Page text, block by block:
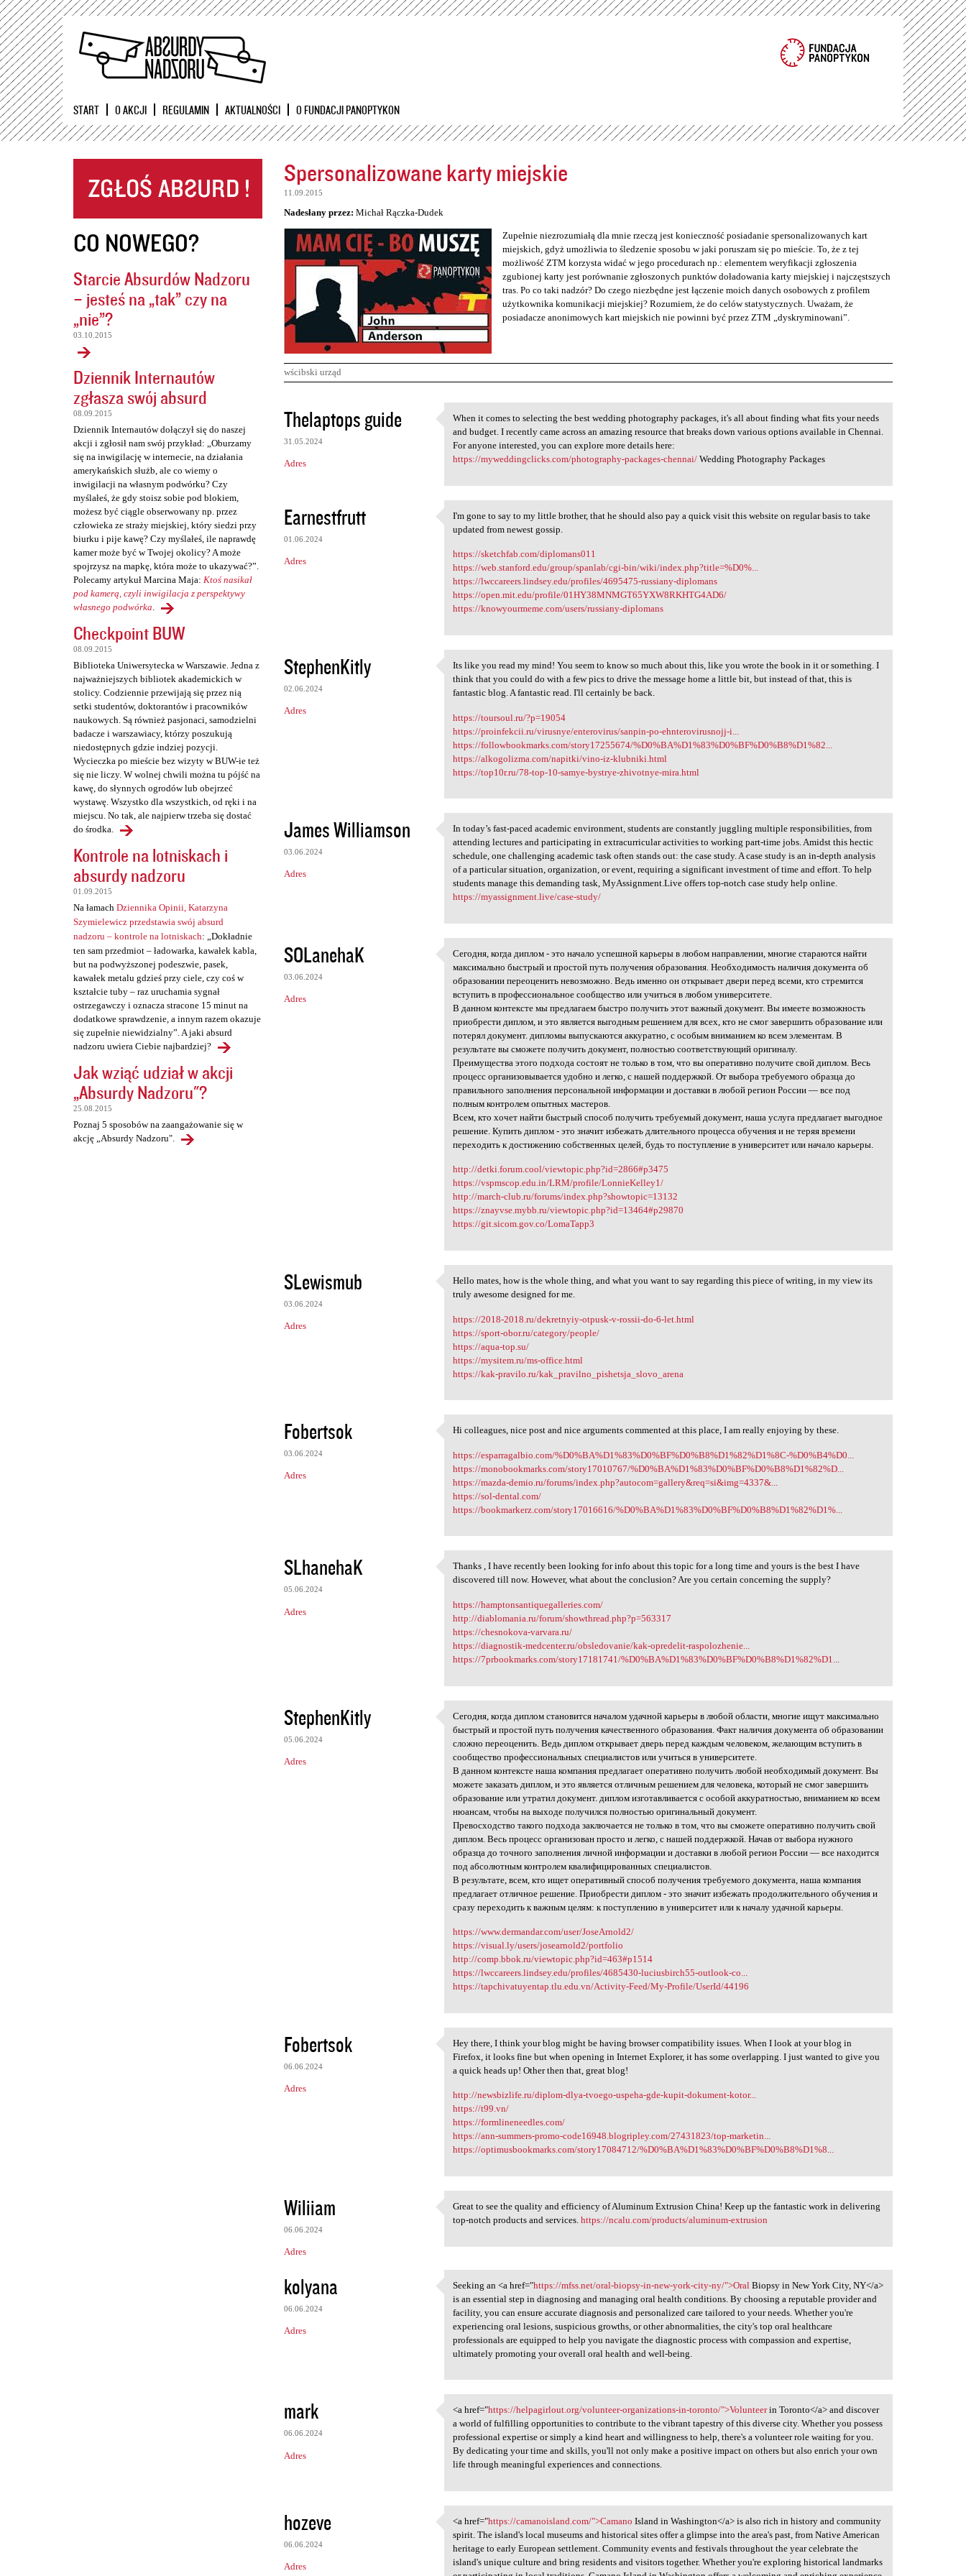
Przejdź
START O AKCJI REGULAMIN AKTUALNOŚCI O FUNDACJI PANOPTYKON
CO NOWEGO?
Starcie Absurdów Nadzoru
– jesteś na „tak” czy na
„nie”?
03.10.2015
Dziennik Internautów
zgłasza swój absurd
08.09.2015
Dziennik Internautów dołączył się do naszej
akcji i zgłosił nam swój przykład: „Oburzamy
się na inwigilację w internecie, na działania
amerykańskich służb, ale co wiemy o
inwigilacji na własnym podwórku? Czy
myślałeś, że gdy stoisz sobie pod blokiem,
możesz być ciągle obserwowany np. przez
człowieka ze straży miejskiej, który siedzi przy
biurku i pije kawę? Czy myślałeś, ile naprawdę
kamer może być w Twojej okolicy? A może
spojrzysz na mapkę, która może to ukazywać?”.
Polecamy artykuł Marcina Maja: Ktoś nasikał
pod kamerą, czyli inwigilacja z perspektywy
własnego podwórka.
Checkpoint BUW
08.09.2015
Biblioteka Uniwersytecka w Warszawie. Jedna z
najważniejszych bibliotek akademickich w
stolicy. Codziennie przewijają się przez nią
setki studentów, doktorantów i pracowników
naukowych. Są również pasjonaci, samodzielni
badacze i warszawiacy, którzy poszukują
niedostępnych gdzie indziej pozycji.
Wycieczka po mieście bez wizyty w BUW-ie też
się nie liczy. W wolnej chwili można tu pójść na
kawę, do słynnych ogrodów lub obejrzeć
wystawę. Wszystko dla wszystkich, od ręki i na
miejscu. No tak, ale najpierw trzeba się dostać
do środka.
Kontrole na lotniskach i
absurdy nadzoru
01.09.2015
Na łamach Dziennika Opinii, Katarzyna
Szymielewicz przedstawia swój absurd
nadzoru – kontrole na lotniskach: „Dokładnie
ten sam przedmiot – ładowarka, kawałek kabla,
but na podwyższonej podeszwie, pasek,
kawałek metalu gdzieś przy ciele, czy coś w
kształcie tuby – raz uruchamia sygnał
ostrzegawczy i oznacza stracone 15 minut na
dodatkowe sprawdzenie, a innym razem okazuje
się zupełnie niewidzialny”. A jaki absurd
nadzoru uwiera Ciebie najbardziej?
Jak wziąć udział w akcji
„Absurdy Nadzoru"?
25.08.2015
Poznaj 5 sposobów na zaangażowanie się w
akcję „Absurdy Nadzoru".
Spersonalizowane karty miejskie
11.09.2015
Nadesłany przez: Michał Rączka-Dudek
Zupełnie niezrozumiałą dla mnie rzeczą jest konieczność posiadanie spersonalizowanych kart
miejskich, gdyż umożliwia to śledzenie sposobu w jaki poruszam się po mieście. To, że z tej
możliwość ZTM korzysta widać w jego procedurach np.: elementem weryfikacji zgłoszenia
zgubionej karty jest porównanie zgłoszonych punktów doładowania karty miejskiej i najczęstszych
tras. Po co taki nadzór? Do czego niezbędne jest łączenie moich danych osobowych z profilem
użytkownika komunikacji miejskiej? Rozumiem, że do celów statystycznych. Uważam, że
posiadacze anonimowych kart miejskich nie powinni być przez ZTM „dyskryminowani”.
wścibski urząd
K
o
m
e
t
a
r
Thelaptops guide
31.05.2024
Adres
When it comes to selecting
When it comes to selecting the best wedding photography packages, it's all about finding what fits your needs
and budget. I recently came across an amazing resource that breaks down various options available in Chennai.
For anyone interested, you can explore more details here:
https://myweddingclicks.com/photography-packages-chennai/ Wedding Photography Packages
Earnestfrutt
01.06.2024
Adres
I'm gone to say to my little
I'm gone to say to my little brother, that he should also pay a quick visit this website on regular basis to take
updated from newest gossip.
https://sketchfab.com/diplomans011
https://web.stanford.edu/group/spanlab/cgi-bin/wiki/index.php?title=%D0%...
https://lwccareers.lindsey.edu/profiles/4695475-russiany-diplomans
https://open.mit.edu/profile/01HY38MNMGT65YXW8RKHTG4AD6/
https://knowyourmeme.com/users/russiany-diplomans
StephenKitly
02.06.2024
Adres
Its like you read my mind!
Its like you read my mind! You seem to know so much about this, like you wrote the book in it or something. I
think that you could do with a few pics to drive the message home a little bit, but instead of that, this is
fantastic blog. A fantastic read. I'll certainly be back.
https://toursoul.ru/?p=19054
https://proinfekcii.ru/virusnye/enterovirus/sanpin-po-ehnterovirusnojj-i...
https://followbookmarks.com/story17255674/%D0%BA%D1%83%D0%BF%D0%B8%D1%82...
https://alkogolizma.com/napitki/vino-iz-klubniki.html
https://top10r.ru/78-top-10-samye-bystrye-zhivotnye-mira.html
James Williamson
03.06.2024
Adres
In today’s fast-paced
In today’s fast-paced academic environment, students are constantly juggling multiple responsibilities, from
attending lectures and participating in extracurricular activities to working part-time jobs. Amidst this hectic
schedule, one challenging academic task often stands out: the case study. A case study is an in-depth analysis
of a particular situation, organization, or event, requiring a significant investment of time and effort. To help
students manage this demanding task, MyAssignment.Live offers top-notch case study help online.
https://myassignment.live/case-study/
SOLanehaK
03.06.2024
Adres
Сегодня, когда диплом - это
Сегодня, когда диплом - это начало успешной карьеры в любом направлении, многие стараются найти
максимально быстрый и простой путь получения образования. Необходимость наличия документа об
образовании переоценить невозможно. Ведь именно он открывает двери перед всеми, кто стремится
вступить в профессиональное сообщество или учиться в любом университете.
В данном контексте мы предлагаем быстро получить этот важный документ. Вы имеете возможность
приобрести диплом, и это является выгодным решением для всех, кто не смог завершить образование или
потерял документ. дипломы выпускаются аккуратно, с особым вниманием ко всем элементам. В
результате вы сможете получить документ, полностью соответствующий оригиналу.
Преимущества этого подхода состоят не только в том, что вы оперативно получите свой диплом. Весь
процесс организовывается удобно и легко, с нашей поддержкой. От выбора требуемого образца до
правильного заполнения персональной информации и доставки в любой регион России — все под
полным контролем опытных мастеров.
Всем, кто хочет найти быстрый способ получить требуемый документ, наша услуга предлагает выгодное
решение. Купить диплом - это значит избежать длительного процесса обучения и не теряя времени
переходить к достижению собственных целей, будь то поступление в университет или начало карьеры.
http://detki.forum.cool/viewtopic.php?id=2866#p3475
https://vspmscop.edu.in/LRM/profile/LonnieKelley1/
http://march-club.ru/forums/index.php?showtopic=13132
https://znayvse.mybb.ru/viewtopic.php?id=13464#p29870
https://git.sicom.gov.co/LomaTapp3
SLewismub
03.06.2024
Adres
Hello mates, how is the whole
Hello mates, how is the whole thing, and what you want to say regarding this piece of writing, in my view its
truly awesome designed for me.
https://2018-2018.ru/dekretnyiy-otpusk-v-rossii-do-6-let.html
https://sport-obor.ru/category/people/
https://aqua-top.su/
https://mysitem.ru/ms-office.html
https://kak-pravilo.ru/kak_pravilno_pishetsja_slovo_arena
Fobertsok
03.06.2024
Adres
Hi colleagues, nice post and
Hi colleagues, nice post and nice arguments commented at this place, I am really enjoying by these.
https://esparragalbio.com/%D0%BA%D1%83%D0%BF%D0%B8%D1%82%D1%8C-%D0%B4%D0...
https://monobookmarks.com/story17010767/%D0%BA%D1%83%D0%BF%D0%B8%D1%82%D...
https://mazda-demio.ru/forums/index.php?autocom=gallery&req=si&img=4337&...
https://sol-dental.com/
https://bookmarkerz.com/story17016616/%D0%BA%D1%83%D0%BF%D0%B8%D1%82%D1%...
SLhanehaK
05.06.2024
Adres
Thanks , I have recently been
Thanks , I have recently been looking for info about this topic for a long time and yours is the best I have
discovered till now. However, what about the conclusion? Are you certain concerning the supply?
https://hamptonsantiquegalleries.com/
http://diablomania.ru/forum/showthread.php?p=563317
https://chesnokova-varvara.ru/
https://diagnostik-medcenter.ru/obsledovanie/kak-opredelit-raspolozhenie...
https://7prbookmarks.com/story17181741/%D0%BA%D1%83%D0%BF%D0%B8%D1%82%D1...
StephenKitly
05.06.2024
Adres
Сегодня, когда диплом
Сегодня, когда диплом становится началом удачной карьеры в любой области, многие ищут максимально
быстрый и простой путь получения качественного образования. Факт наличия документа об образовании
сложно переоценить. Ведь диплом открывает дверь перед каждым человеком, желающим вступить в
сообщество профессиональных специалистов или учиться в университете.
В данном контексте наша компания предлагает оперативно получить любой необходимый документ. Вы
можете заказать диплом, и это является отличным решением для человека, который не смог завершить
образование или утратил документ. диплом изготавливается с особой аккуратностью, вниманием ко всем
нюансам, чтобы на выходе получился полностью оригинальный документ.
Превосходство такого подхода заключается не только в том, что вы сможете оперативно получить свой
диплом. Весь процесс организован просто и легко, с нашей поддержкой. Начав от выбора нужного
образца до точного заполнения личной информации и доставки в любой регион России — все находится
под абсолютным контролем квалифицированных специалистов.
В результате, всем, кто ищет оперативный способ получения требуемого документа, наша компания
предлагает отличное решение. Приобрести диплом - это значит избежать продолжительного обучения и
сразу переходить к важным целям: к поступлению в университет или к началу удачной карьеры.
https://www.dermandar.com/user/JoseArnold2/
https://visual.ly/users/josearnold2/portfolio
http://comp.bbok.ru/viewtopic.php?id=463#p1514
https://lwccareers.lindsey.edu/profiles/4685430-luciusbirch55-outlook-co...
https://tapchivatuyentap.tlu.edu.vn/Activity-Feed/My-Profile/UserId/44196
Fobertsok
06.06.2024
Adres
Hey there, I think your blog
Hey there, I think your blog might be having browser compatibility issues. When I look at your blog in
Firefox, it looks fine but when opening in Internet Explorer, it has some overlapping. I just wanted to give you
a quick heads up! Other then that, great blog!
http://newsbizlife.ru/diplom-dlya-tvoego-uspeha-gde-kupit-dokument-kotor...
https://t99.vn/
https://formlineneedles.com/
https://ann-summers-promo-code16948.blogripley.com/27431823/top-marketin...
https://optimusbookmarks.com/story17084712/%D0%BA%D1%83%D0%BF%D0%B8%D1%8...
Wiliiam
06.06.2024
Adres
Great to see the quality and
Great to see the quality and efficiency of Aluminum Extrusion China! Keep up the fantastic work in delivering
top-notch products and services.https://ncalu.com/products/aluminum-extrusion
kolyana
06.06.2024
Adres
Seeking an <a href="https:/
Seeking an <a href="https://mfss.net/oral-biopsy-in-new-york-city-ny/">Oral Biopsy in New York City, NY</a>
is an essential step in diagnosing and managing oral health conditions. By choosing a reputable provider and
facility, you can ensure accurate diagnosis and personalized care tailored to your needs. Whether you're
experiencing oral lesions, suspicious growths, or other abnormalities, the city's top oral healthcare
professionals are equipped to help you navigate the diagnostic process with compassion and expertise,
ultimately promoting your overall oral health and well-being.
mark
06.06.2024
Adres
<a href="https://helpagirlout
<a href="https://helpagirlout.org/volunteer-organizations-in-toronto/">Volunteerin Toronto</a> and discover
a world of fulfilling opportunities to contribute to the vibrant tapestry of this diverse city. Whether you possess
professional expertise or simply a kind heart and willingness to help, there's a volunteer role waiting for you.
By dedicating your time and skills, you'll not only make a positive impact on others but also enrich your own
life through meaningful experiences and connections.
hozeve
06.06.2024
Adres
<a href="https://camanoisland
<a href="https://camanoisland.com/">Camano Island in Washington</a> is also rich in history and community
spirit. The island's local museums and historical sites offer a glimpse into the area's past, from Native American
heritage to early European settlement. Community events and festivals throughout the year celebrate the
island's unique culture and bring residents and visitors together. Whether you're exploring historical landmarks